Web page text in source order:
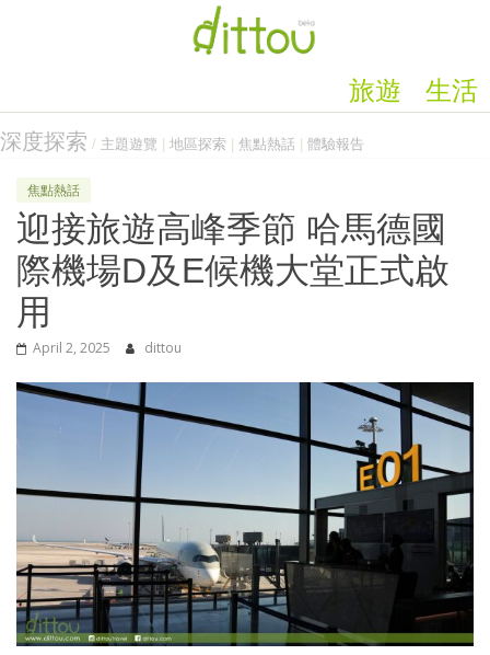
生活
旅遊
深度探索 / 主題遊覽 地區探索 焦點熱話 體驗報告
焦點熱話
迎接旅遊高峰季節 哈馬德國
際機場D及E候機大堂正式啟
用
April 2, 2025 dittou